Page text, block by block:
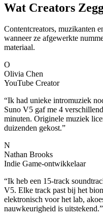
Wat Creators
Contentcreators, muzikanten
wanneer ze afgewerkte
materiaal.
O
Olivia Chen
YouTube Creator
“Ik had unieke intromuziek
Suno V5 gaf me 4
minuten. Originele muziek
duizenden gekost.”
N
Nathan Brooks
Indie Game-ontwikkelaar
“Ik heb een 15-track
V5. Elke track past bij het
elektronisch voor het lab,
nauwkeurigheid is uitstekend.”